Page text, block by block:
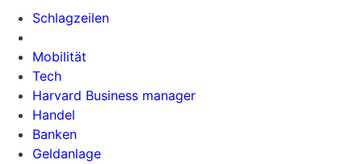
Schlagzeilen
Mobilität
Tech
Harvard Business manager
Handel
Banken
Geldanlage